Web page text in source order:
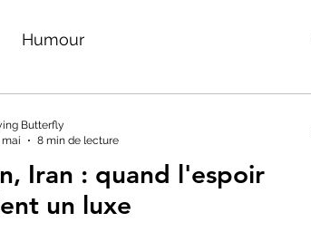
Humour
Iran : quand l'espoir
un luxe
Butterfly
mai
8 min de lecture